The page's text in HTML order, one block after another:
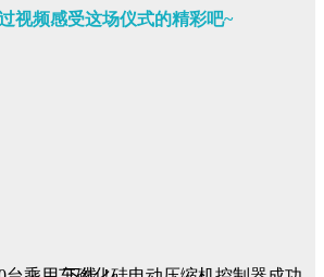
视频感受这场仪式的精彩吧~